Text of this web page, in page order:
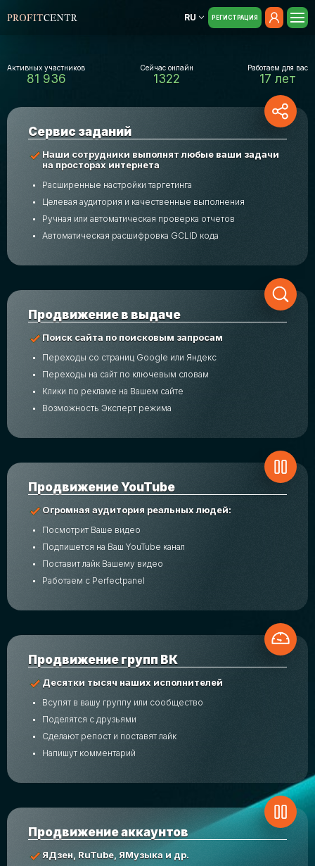
RU РЕГИСТРАЦИЯ
Активных участников
81 936
Сейчас онлайн
1322
Работаем для вас
17 лет
Cервис заданий
Наши сотрудники выполнят любые ваши задачи
на просторах интернета
Расширенные настройки таргетинга
Целевая аудитория и качественные выполнения
Ручная или автоматическая проверка отчетов
Автоматическая расшифровка GCLID кода
Продвижение в выдаче
Поиск сайта по поисковым запросам
Переходы со страниц Google или Яндекс
Переходы на сайт по ключевым словам
Клики по рекламе на Вашем сайте
Возможность Эксперт режима
Продвижение YouTube
Огромная аудитория реальных людей:
Посмотрит Ваше видео
Подпишется на Ваш YouTube канал
Поставит лайк Вашему видео
Работаем с Perfectpanel
Продвижение групп ВК
Десятки тысяч наших исполнителей
Всупят в вашу группу или сообщество
Поделятся с друзьями
Сделают репост и поставят лайк
Напишут комментарий
Продвижение аккаунтов
ЯДзен, RuTube, ЯМузыка и др.